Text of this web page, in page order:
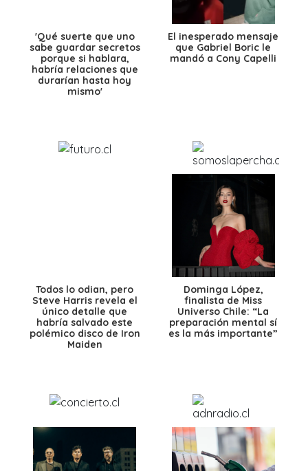
'Qué suerte que uno
sabe guardar secretos
porque si hablara,
habría relaciones que
durarían hasta hoy
mismo'
El inesperado mensaje
que Gabriel Boric le
mandó a Cony Capelli
Todos lo odian, pero
Steve Harris revela el
único detalle que
habría salvado este
polémico disco de Iron
Maiden
Dominga López,
finalista de Miss
Universo Chile: “La
preparación mental sí
es la más importante”